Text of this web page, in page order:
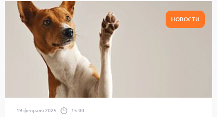
НОВОСТИ
19 февраля 2025 15:00